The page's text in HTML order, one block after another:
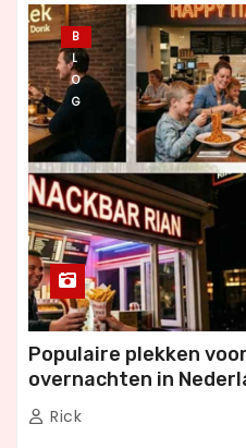
B
L
O
G
Populaire plekken
overnachten in
Rick